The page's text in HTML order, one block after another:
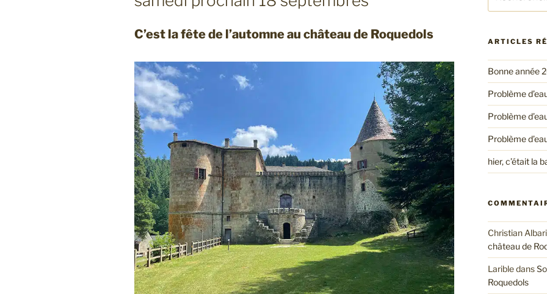
C’est la fête de l’automne au château de Roquedols
:
ARTICLES
Bonne année
Problème
Problème
Problème
hier, c’était la
Christian
château de
Laribledans
Roquedols